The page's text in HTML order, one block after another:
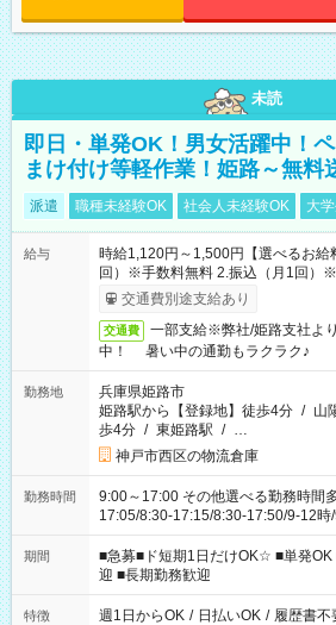
未読
即日・単発OK！男女活躍中！
まけ付け等軽作業！姫路～無料
派遣 職種未経験OK 社会人未経験OK 大
給与
時給1,120円～1,500円【選べるお給
回）※手数料無料 2.振込（月1回）
交通費別途支給あり
交通費
一部支給※弊社/姫路支社よ
中！ 暑い中の通勤もラクラク♪
勤務地
兵庫県姫路市
姫路駅から【登録地】徒歩4分 / 山
歩4分 / 東姫路駅 / …
神戸市西区の物流倉庫
勤務時間
9:00～17:00 その他選べる勤務時間多数 8-17時/8:20-
17:05/8:30-17:15/8:30-17:50/9-12
18時 などなど！ ご都合に合わせ
期間
■急募■ド短期1日だけOK☆ ■単発OK
迎 ■長期勤務歓迎
特徴 週1日からOK / 日払いOK / 履歴書不